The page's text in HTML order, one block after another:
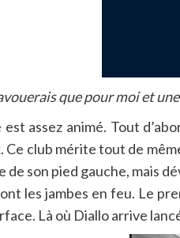
que pour moi et
assez animé. Tout
club mérite tout de
de son pied gauche, mais
les jambes en feu. Le
Là où Diallo arrive